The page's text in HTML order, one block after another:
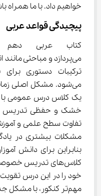
خواهیم داد. با ما همراه
پیچیدگی قواعد عربی
بنابراین برای دانش
کلاس‌های تدریس
مهم‌تر کنکور، با مشکل جدی مواجه نشوند.